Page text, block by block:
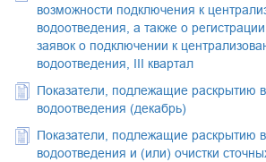
возможности подключения к
водоотведения, а также о
заявок о подключении к
водоотведения, III квартал
Показатели, подлежащие раскрытию
водоотведения (декабрь)
Показатели, подлежащие раскрытию
водоотведения и (или) очистки